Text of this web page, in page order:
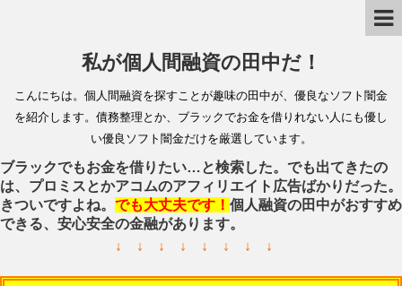
私が個人間融資の田中だ！
こんにちは。個人間融資を探すことが趣味の田中が、優良なソフト闇金
を紹介します。債務整理とか、ブラックでお金を借りれない人にも優し
い優良ソフト闇金だけを厳選しています。
ブラックでもお金を借りたい…と検索した。でも出てきたの
は、プロミスとかアコムのアフィリエイト広告ばかりだった。
きついですよね。 でも大丈夫です！ 個人融資の田中がおすすめ
できる、安心安全の金融があります。
↓ ↓ ↓ ↓ ↓ ↓ ↓ ↓